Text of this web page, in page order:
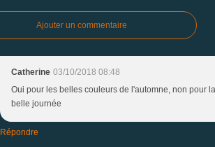
Ajouter un commentaire
Catherine 03/10/2018 08:48
Oui pour les belles couleurs de l'automne, non pour
belle journée
Répondre